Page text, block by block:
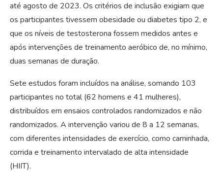
até agosto de 2023. Os critérios de inclusão exigiam que
os participantes tivessem obesidade ou diabetes tipo 2, e
que os níveis de testosterona fossem medidos antes e
após intervenções de treinamento aeróbico de, no mínimo,
duas semanas de duração.
Sete estudos foram incluídos na análise, somando 103
participantes no total (62 homens e 41 mulheres),
distribuídos em ensaios controlados randomizados e não
randomizados. A intervenção variou de 8 a 12 semanas,
com diferentes intensidades de exercício, como caminhada,
corrida e treinamento intervalado de alta intensidade
(HIIT).